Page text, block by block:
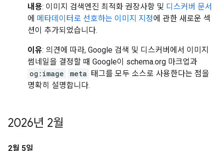
내용: 이미지 검색엔진 최적화 권장사항 및 디스커버 문서
에 메타데이터로 선호하는 이미지 지정에 관한 새로운 섹
션이 추가되었습니다.
이유: 의견에 따라, Google 검색 및 디스커버에서 이미지
썸네일을 결정할 때 Google이 schema.org 마크업과
og:image
meta 태그를 모두 소스로 사용한다는 점을
명확히 설명합니다.
2026년 2월
2월 5일